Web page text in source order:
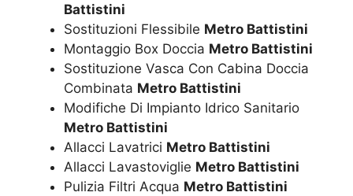
Battistini
Sostituzioni Flessibile Metro Battistini
Montaggio Box Doccia Metro Battistini
Sostituzione Vasca Con Cabina Doccia
Combinata Metro Battistini
Modifiche Di Impianto Idrico Sanitario
Metro Battistini
Allacci Lavatrici Metro Battistini
Allacci Lavastoviglie Metro Battistini
Pulizia Filtri Acqua Metro Battistini